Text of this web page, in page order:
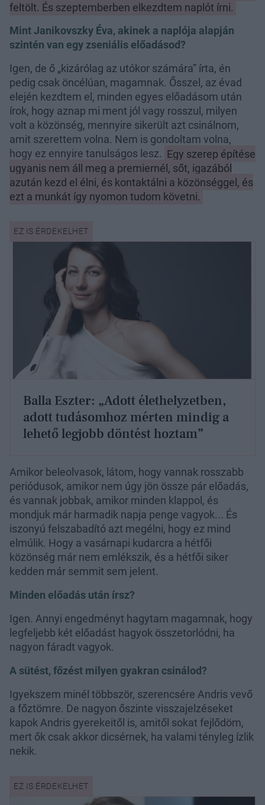
feltölt. És szeptemberben elkezdtem naplót írni.
Mint Janikovszky Éva, akinek a naplója alapján
szintén van egy zseniális előadásod?
Igen, de ő „kizárólag az utókor számára” írta, én
pedig csak öncélúan, magamnak. Ősszel, az évad
elején kezdtem el, minden egyes előadásom után
írok, hogy aznap mi ment jól vagy rosszul, milyen
volt a közönség, mennyire sikerült azt csinálnom,
amit szerettem volna. Nem is gondoltam volna,
hogy ez ennyire tanulságos lesz. Egy szerep építése
ugyanis nem áll meg a premiernél, sőt, igazából
azután kezd el élni, és kontaktálni a közönséggel, és
ezt a munkát így nyomon tudom követni.
Balla Eszter: „Adott élethelyzetben,
adott tudásomhoz mérten mindig a
lehető legjobb döntést hoztam”
Amikor beleolvasok, látom, hogy vannak rosszabb
periódusok, amikor nem úgy jön össze pár előadás,
és vannak jobbak, amikor minden klappol, és
mondjuk már harmadik napja penge vagyok... És
iszonyú felszabadító azt megélni, hogy ez mind
elmúlik. Hogy a vasárnapi kudarcra a hétfői
közönség már nem emlékszik, és a hétfői siker
kedden már semmit sem jelent.
Minden előadás után írsz?
Igen. Annyi engedményt hagytam magamnak, hogy
legfeljebb két előadást hagyok összetorlódni, ha
nagyon fáradt vagyok.
A sütést, főzést milyen gyakran csinálod?
Igyekszem minél többször, szerencsére Andris vevő
a főztömre. De nagyon őszinte visszajelzéseket
kapok Andris gyerekeitől is, amitől sokat fejlődöm,
mert ők csak akkor dicsérnek, ha valami tényleg ízlik
nekik.